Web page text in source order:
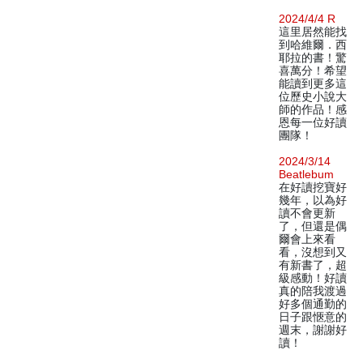
2024/4/4 R
這里居然能找
到哈維爾．西
耶拉的書！驚
喜萬分！希望
能讀到更多這
位歷史小說大
師的作品！感
恩每一位好讀
團隊！
2024/3/14
Beatlebum
在好讀挖寶好
幾年，以為好
讀不會更新
了，但還是偶
爾會上來看
看，沒想到又
有新書了，超
級感動！好讀
真的陪我渡過
好多個通勤的
日子跟愜意的
週末，謝謝好
讀！